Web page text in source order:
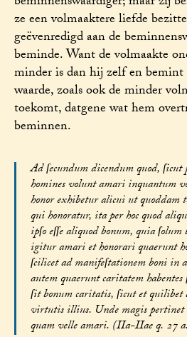
ze een volmaaktere liefde
geëvenredigd aan de
beminde. Want de volmaakte
minder is dan hij zelf en
waarde, zoals ook de minder
toekomt, datgene wat hem
beminnen.
Ad ſecundum dicendum quod,
homines volunt amari inquantum
honor exhibetur alicui ut quoddam
qui honoratur, ita per hoc quod
ipſo eſſe aliquod bonum, quia
igitur amari et honorari quaerunt
ſcilicet ad manifeſtationem boni in
autem quaerunt caritatem habentes
ſit bonum caritatis, ſicut et
virtutis illius. Unde magis pertinet
quam velle amari. (IIa-IIae q. 27